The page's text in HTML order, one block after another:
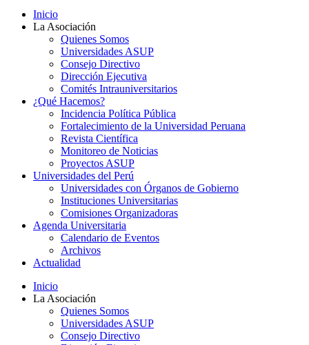
Inicio
La Asociación
Quienes Somos
Universidades ASUP
Consejo Directivo
Dirección Ejecutiva
Comités Intrauniversitarios
¿Qué Hacemos?
Incidencia Política Pública
Fortalecimiento de la Universidad Peruana
Revista Científica
Monitoreo de Noticias
Proyectos ASUP
Universidades del Perú
Universidades con Órganos de Gobierno
Instituciones Universitarias
Comisiones Organizadoras
Agenda Universitaria
Calendario de Eventos
Archivos
Actualidad
Inicio
La Asociación
Quienes Somos
Universidades ASUP
Consejo Directivo